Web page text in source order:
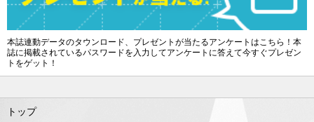
本誌連動データのタウンロード、プレゼントが当たるアンケートはこちら！本
誌に掲載されているパスワードを入力してアンケートに答えて今すぐプレゼン
トをゲット！
トップ